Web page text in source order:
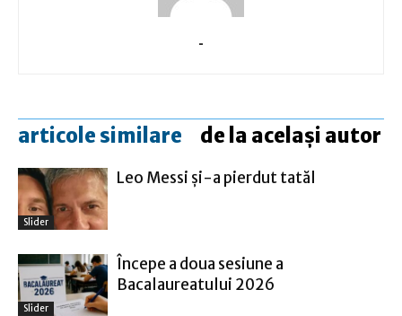
-
articole similare de la același autor
Slider
Leo Messi şi-a pierdut tatăl
Slider
Începe a doua sesiune a
Bacalaureatului 2026